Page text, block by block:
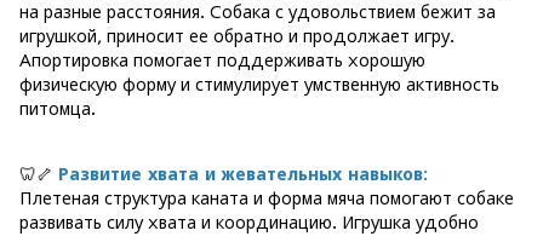
на разные расстояния. Собака с удовольствием бежит за
игрушкой, приносит ее обратно и продолжает игру.
Апортировка помогает поддерживать хорошую
физическую форму и стимулирует умственную активность
питомца.
🦷🦴 Развитие хвата и жевательных навыков:
Плетеная структура каната и форма мяча помогают собаке
развивать силу хвата и координацию. Игрушка удобно